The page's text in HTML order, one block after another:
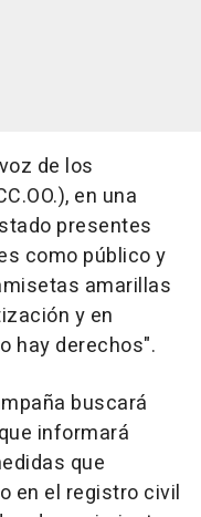
de los
en una
presentes
como público y
amarillas
y en
hay derechos".
buscará
informará
que
en el registro civil